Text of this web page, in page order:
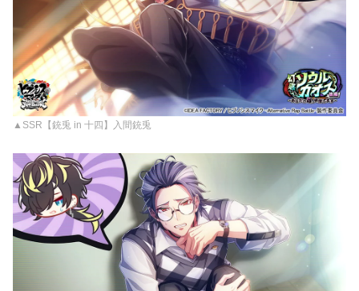
▲SSR【銃兎 in 十四】入間銃兎